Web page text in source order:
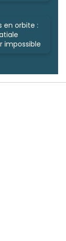
en orbite :
impossible